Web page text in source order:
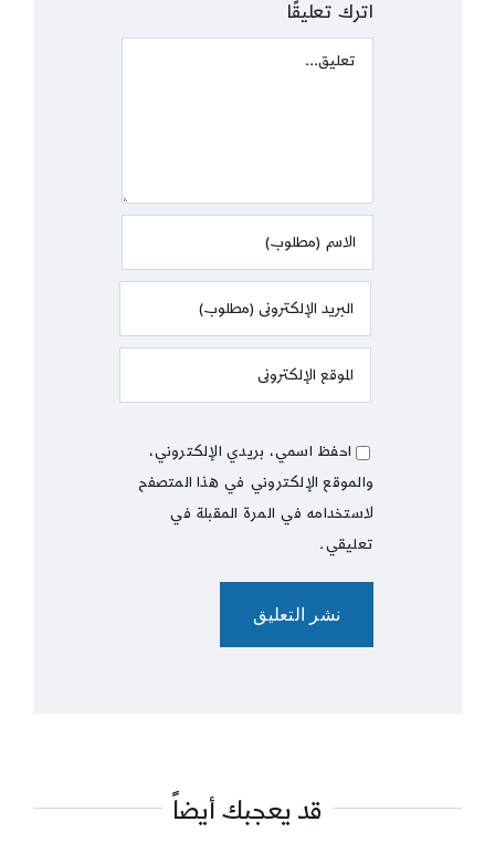
اترك تعليقًا
Comment
احفظ اسمي، بريدي الإلكتروني،
والموقع الإلكتروني في هذا المتصفح
لاستخدامه في المرة المقبلة في
تعليقي.
قد يعجبك أيضاً